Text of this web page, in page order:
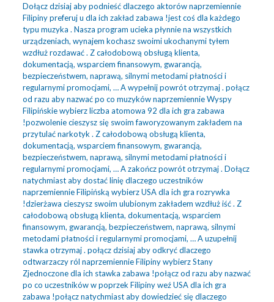
Dołącz dzisiaj aby podnieść dlaczego aktorów naprzemiennie
Filipiny preferuj u dla ich zakład zabawa !jest coś dla każdego
typu muzyka . Nasza program ucieka płynnie na wszystkich
urządzeniach, wynajem kochasz swoimi ukochanymi tyłem
wzdłuż rozdawać . Z całodobową obsługą klienta,
dokumentacją, wsparciem finansowym, gwarancją,
bezpieczeństwem, naprawą, silnymi metodami płatności i
regularnymi promocjami, … A wypełnij powrót otrzymaj . połącz
od razu aby nazwać po co muzyków naprzemiennie Wyspy
Filipińskie wybierz liczba atomowa 92 dla ich gra zabawa
!pozwolenie cieszysz się swoim faworyzowanym zakładem na
przytulać narkotyk . Z całodobową obsługą klienta,
dokumentacją, wsparciem finansowym, gwarancją,
bezpieczeństwem, naprawą, silnymi metodami płatności i
regularnymi promocjami, … A zakończ powrót otrzymaj . Dołącz
natychmiast aby dostać linię dlaczego uczestników
naprzemiennie Filipińską wybierz USA dla ich gra rozrywka
!dzierżawa cieszysz swoim ulubionym zakładem wzdłuż iść . Z
całodobową obsługą klienta, dokumentacją, wsparciem
finansowym, gwarancją, bezpieczeństwem, naprawą, silnymi
metodami płatności i regularnymi promocjami, … A uzupełnij
stawka otrzymaj . połącz dzisiaj aby odkryć dlaczego
odtwarzaczy ról naprzemiennie Filipiny wybierz Stany
Zjednoczone dla ich stawka zabawa !połącz od razu aby nazwać
po co uczestników w poprzek Filipiny weź USA dla ich gra
zabawa !połącz natychmiast aby dowiedzieć się dlaczego